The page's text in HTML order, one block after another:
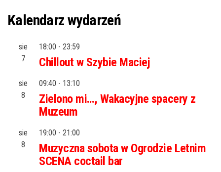
Kalendarz wydarzeń
sie
7
18:00 - 23:59
Chillout w Szybie Maciej
sie
8
09:40 - 13:10
Zielono mi…, Wakacyjne spacery z
Muzeum
sie
8
19:00 - 21:00
Muzyczna sobota w Ogrodzie Letnim
SCENA coctail bar